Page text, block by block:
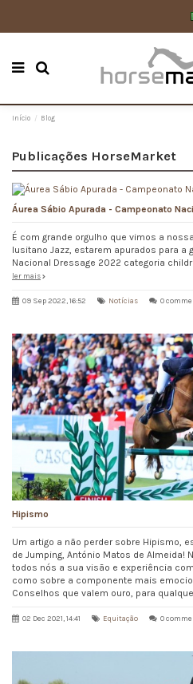
Início Blog
Publicações HorseMarket
Áurea Sábio Apurada - Campeonato
É com grande orgulho que vimos a
lusitano Jazz, estarem apurados para a
Nacional Dressage 2022 categoria
ler mais
09 Sep 2022, 16:52 Notícias 0
Hipismo
Um artigo a não perder sobre Hipismo,
de Jumping, António Matos de Almeida!
todos nós a sua visão e experiência
como sobre a componente mais
Conselhos que valem ouro, para
02 Dec 2021, 14:41 Equitação 0